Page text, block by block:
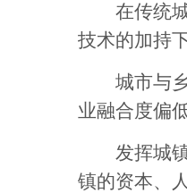
在传统城
技术的加持
城市与乡
业融合度偏
发挥城镇
镇的资本、